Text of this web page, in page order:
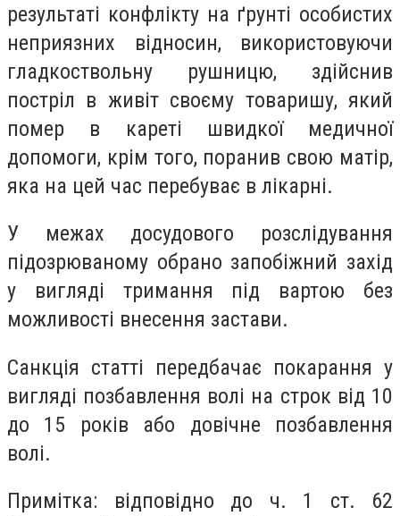
результаті конфлікту на ґрунті особистих
неприязних відносин, використовуючи
гладкоствольну рушницю, здійснив
постріл в живіт своєму товаришу, який
помер в кареті швидкої медичної
допомоги, крім того, поранив свою матір,
яка на цей час перебуває в лікарні.
У межах досудового розслідування
підозрюваному обрано запобіжний захід
у вигляді тримання під вартою без
можливості внесення застави.
Санкція статті передбачає покарання у
вигляді позбавлення волі на строк від 10
до 15 років або довічне позбавлення
волі.
Примітка: відповідно до ч. 1 ст. 62